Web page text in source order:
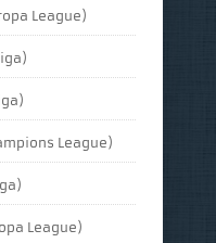
League)
League)
League)